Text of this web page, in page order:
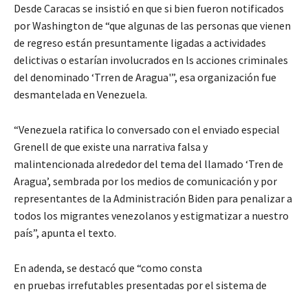
Desde Caracas se insistió en que si bien fueron notificados
por Washington de “que algunas de las personas que vienen
de regreso están presuntamente ligadas a actividades
delictivas o estarían involucrados en ls acciones criminales
del denominado ‘Trren de Aragua'”, esa organización fue
desmantelada en Venezuela.
“Venezuela ratifica lo conversado con el enviado especial
Grenell de que existe una narrativa falsa y
malintencionada alrededor del tema del llamado ‘Tren de
Aragua’, sembrada por los medios de comunicación y por
representantes de la Administración Biden para penalizar a
todos los migrantes venezolanos y estigmatizar a nuestro
país”, apunta el texto.
En adenda, se destacó que “como consta
en pruebas irrefutables presentadas por el sistema de